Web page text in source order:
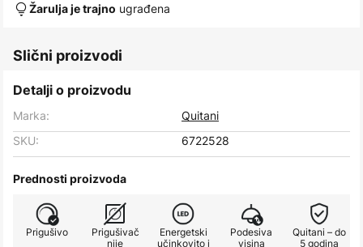
Žarulja je trajno ugrađena
Slični proizvodi
Detalji o proizvodu
Marka:
Quitani
SKU:
6722528
Prednosti proizvoda
Prigušivo
Prigušivač
nije
Energetski
učinkovito i
Podesiva
visina
Quitani – do
5 godina